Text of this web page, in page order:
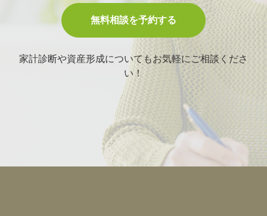
無料相談を予約する
家計診断や資産形成についてもお気軽にご相談くださ
い！